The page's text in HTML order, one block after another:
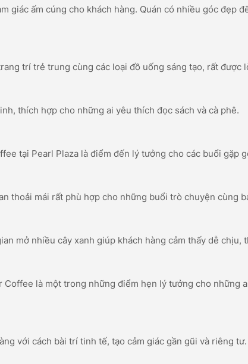
giác ấm cúng cho khách hàng. Quán có nhiều góc đẹp
trí trẻ trung cùng các loại đồ uống sáng tạo, rất được
thích hợp cho những ai yêu thích đọc sách và cà phê.
tại Pearl Plaza là điểm đến lý tưởng cho các buổi gặp
thoải mái rất phù hợp cho những buổi trò chuyện cùng
mở nhiều cây xanh giúp khách hàng cảm thấy dễ chịu,
Coffee là một trong những điểm hẹn lý tưởng cho những
với cách bài trí tinh tế, tạo cảm giác gần gũi và riêng tư.